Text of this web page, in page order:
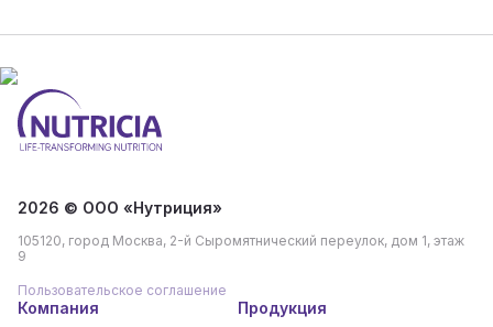
2026 © ООО «Нутриция»
105120, город Москва, 2-й Сыромятнический переулок, дом 1, этаж
9
Пользовательское соглашение
Компания Продукция